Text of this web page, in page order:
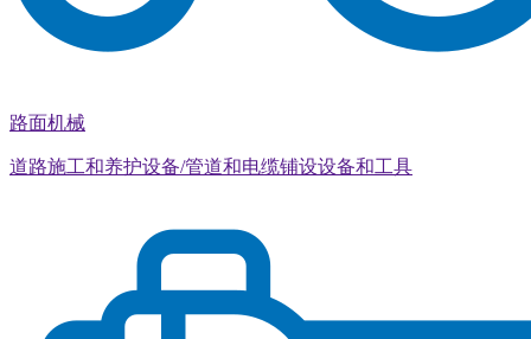
路面机械
道路施工和养护设备/管道和电缆铺设设备和工具